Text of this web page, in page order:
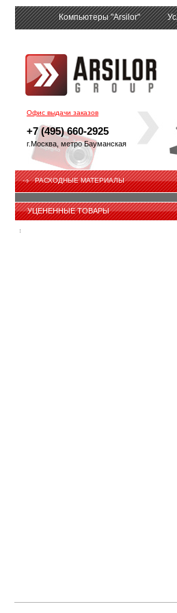
Офис выдачи заказов
+7 (495) 660-2925
г.Москва, метро Бауманская
Компьютеры "Arsilor"
РАСХОДНЫЕ МАТЕРИАЛЫ
УЦЕНЕННЫЕ ТОВАРЫ